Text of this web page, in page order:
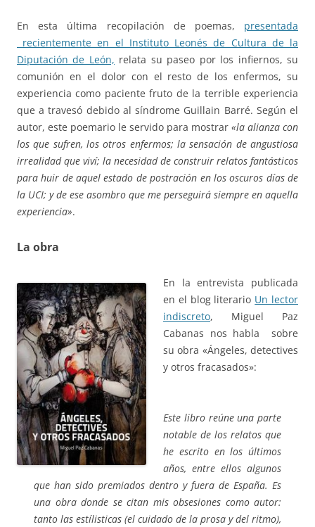
En esta última recopilación de poemas, presentada
recientemente en el Instituto Leonés de Cultura de la
Diputación de León, relata su paseo por los infiernos, su
comunión en el dolor con el resto de los enfermos, su
experiencia como paciente fruto de la terrible experiencia
que a travesó debido al síndrome Guillain Barré. Según el
autor, este poemario le servido para mostrar «la alianza con
los que sufren, los otros enfermos; la sensación de angustiosa
irrealidad que viví; la necesidad de construir relatos fantásticos
para huir de aquel estado de postración en los oscuros días de
la UCI; y de ese asombro que me perseguirá siempre en aquella
experiencia».
La obra
En la entrevista publicada
en el blog literario Un lector
indiscreto, Miguel Paz
Cabanas nos habla sobre
su obra «Ángeles, detectives
y otros fracasados»:
Este libro reúne una parte
notable de los relatos que
he escrito en los últimos
años, entre ellos algunos
que han sido premiados dentro y fuera de España. Es
una obra donde se citan mis obsesiones como autor:
tanto las estílisticas (el cuidado de la prosa y del ritmo),